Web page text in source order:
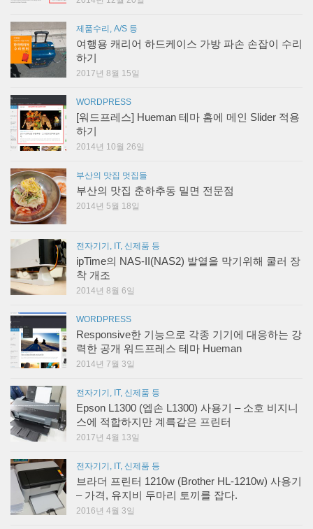
제품수리, A/S 등
여행용 캐리어 하드케이스 가방 파손 손잡이 수리
하기
2017년 8월 15일
WORDPRESS
[워드프레스] Hueman 테마 홈에 메인 Slider 적용
하기
2014년 10월 26일
부산의 맛집 멋집들
부산의 맛집 춘하추동 밀면 전문점
2014년 5월 18일
전자기기, IT, 신제품 등
ipTime의 NAS-II(NAS2) 발열을 막기위해 쿨러 장
착 개조
2014년 8월 6일
WORDPRESS
Responsive한 기능으로 각종 기기에 대응하는 강
력한 공개 워드프레스 테마 Hueman
2014년 7월 3일
전자기기, IT, 신제품 등
Epson L1300 (엡손 L1300) 사용기 – 소호 비지니
스에 적합하지만 계륵같은 프린터
2017년 4월 13일
전자기기, IT, 신제품 등
브라더 프린터 1210w (Brother HL-1210w) 사용기
– 가격, 유지비 두마리 토끼를 잡다.
2016년 4월 3일